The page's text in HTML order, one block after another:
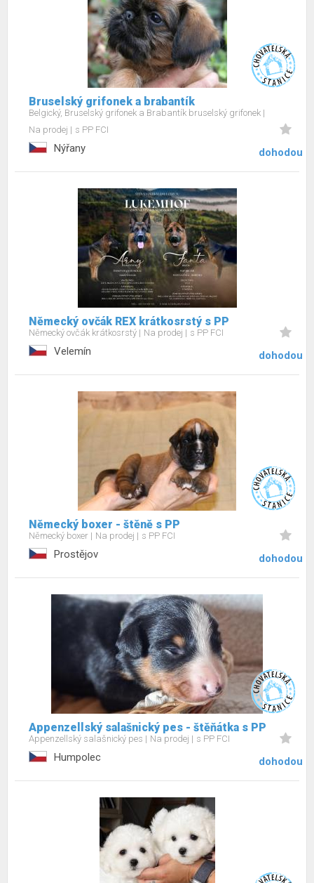
Bruselský grifonek a brabantík
Belgický, Bruselský grifonek a Brabantík bruselský grifonek
Na prodej
s PP FCI
Nýřany dohodou
Německý ovčák REX krátkosrstý s PP
Německý ovčák krátkosrstý Na prodej s PP FCI
Velemín dohodou
Německý boxer - štěně s PP
Německý boxer Na prodej s PP FCI
Prostějov dohodou
Appenzellský salašnický pes - štěňátka s PP
Appenzellský salašnický pes Na prodej s PP FCI
Humpolec dohodou